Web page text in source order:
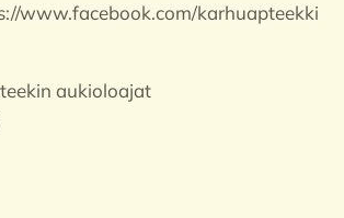
www.facebook.com/karhuapteekki
aukioloajat